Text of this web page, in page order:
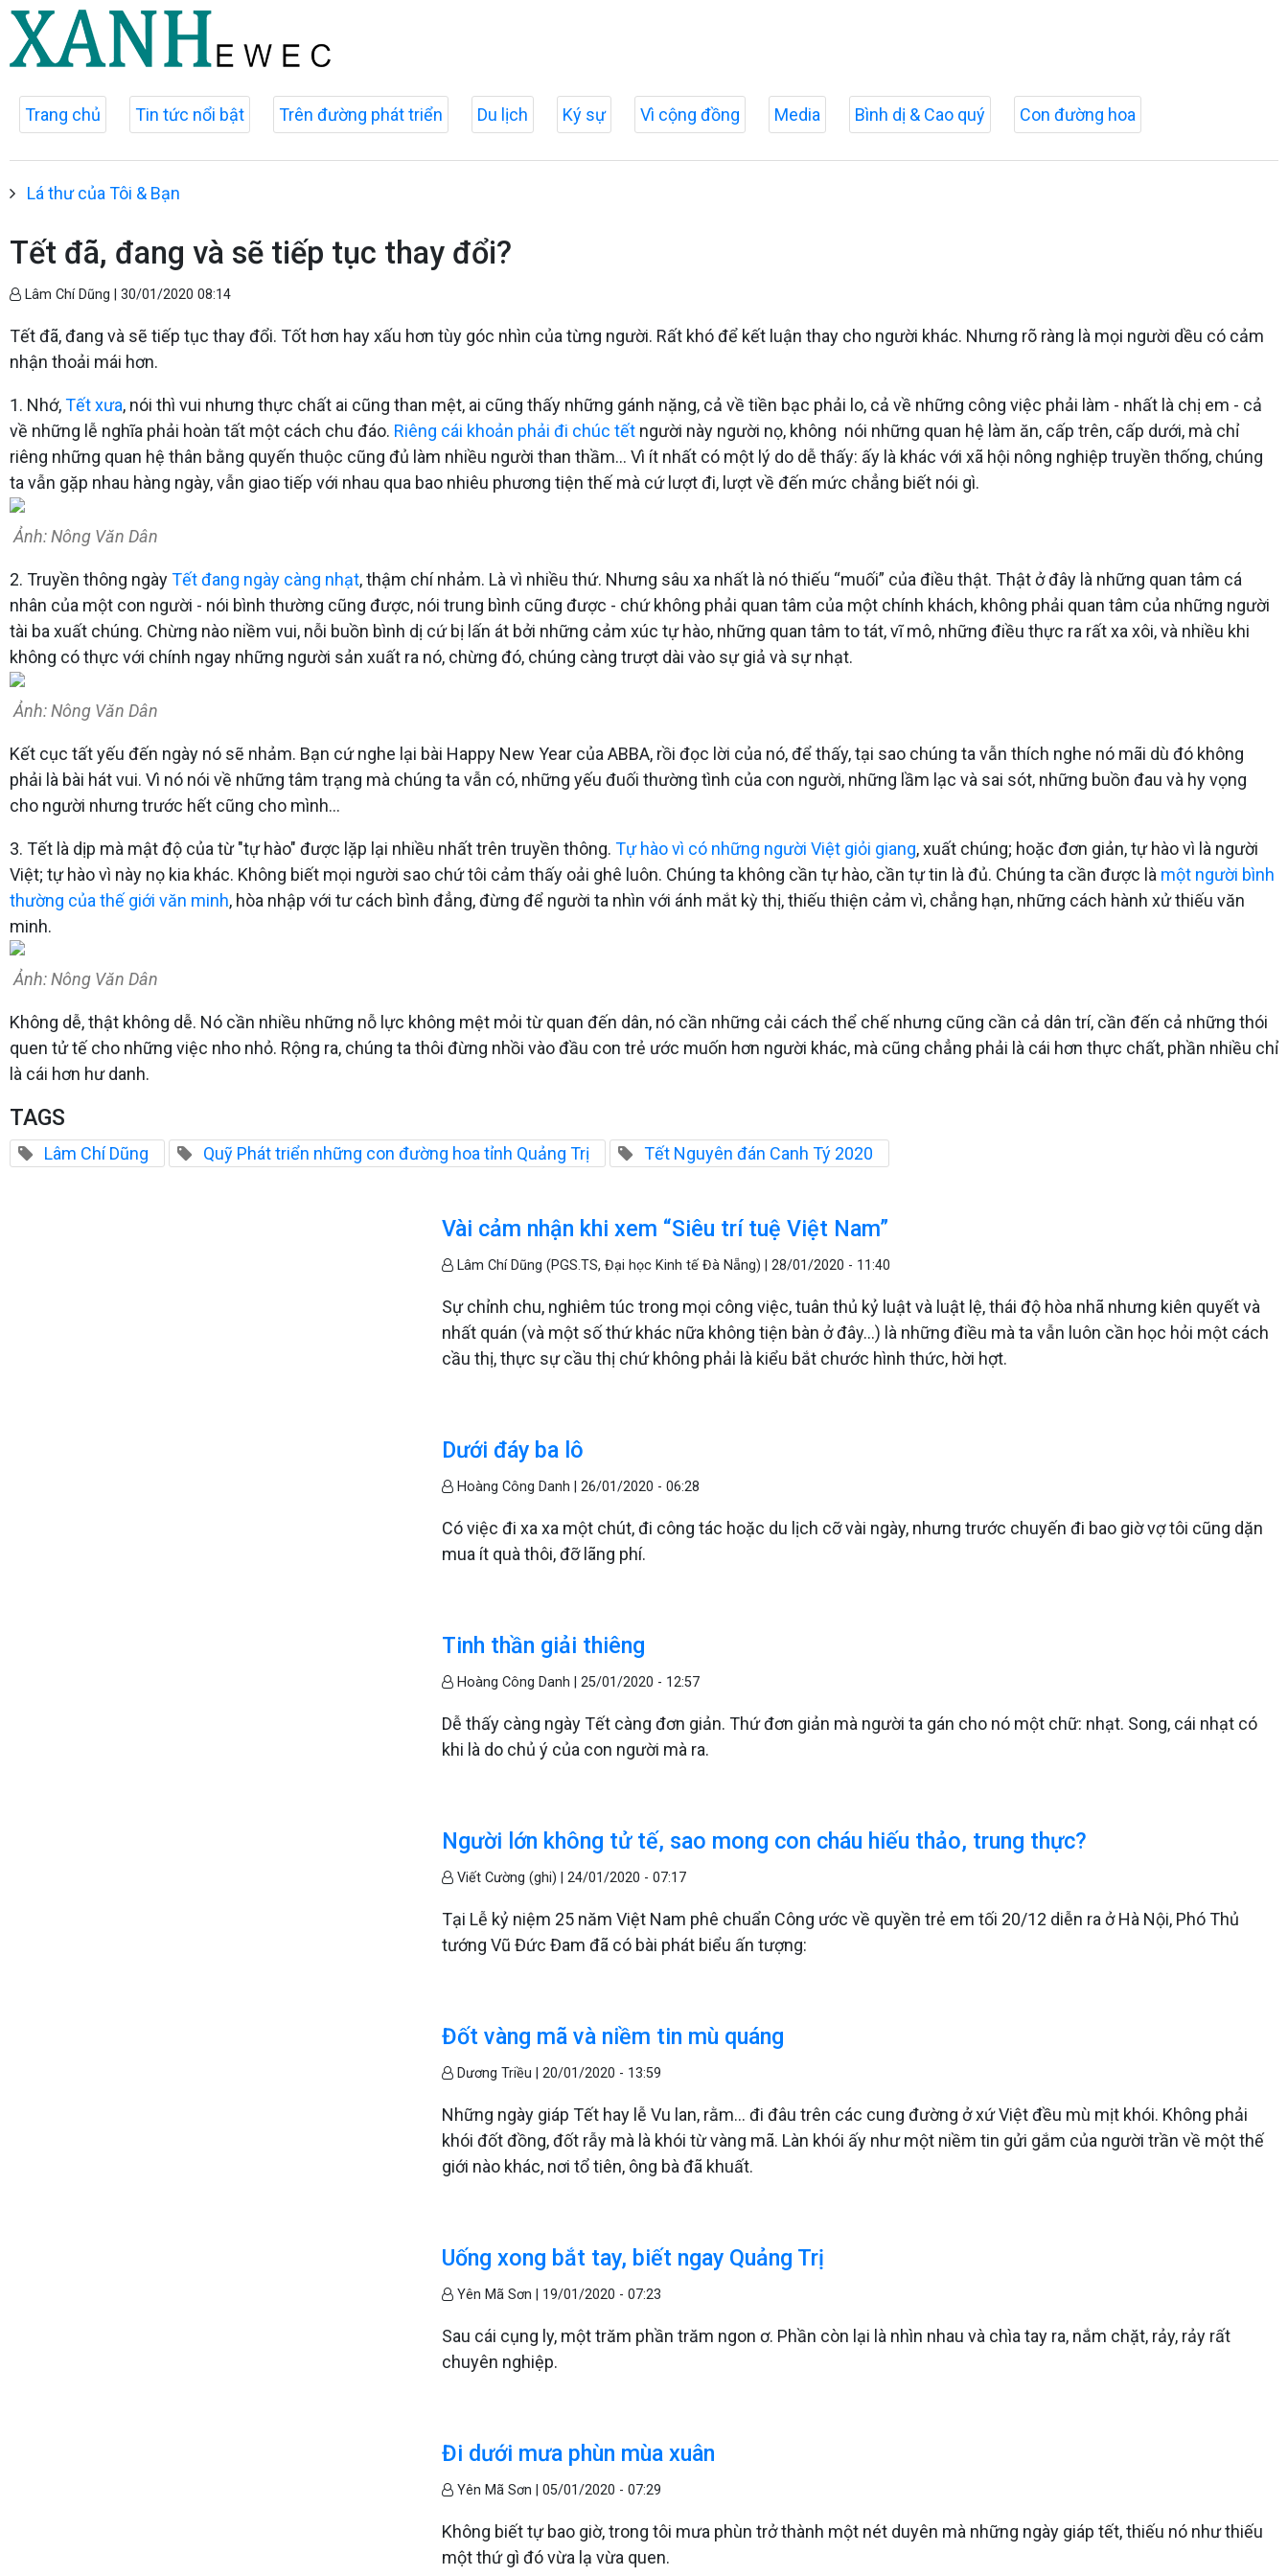
Trang chủ Tin tức nổi bật Trên đường phát triển Du lịch Ký sự Vì cộng đồng Media Bình dị & Cao quý Con đường hoa
Lá thư của Tôi & Bạn
Tết đã, đang và sẽ tiếp tục thay đổi?
Lâm Chí Dũng | 30/01/2020 08:14
Tết đã, đang và sẽ tiếp tục thay đổi. Tốt hơn hay xấu hơn tùy góc nhìn của từng người. Rất khó để kết luận thay cho người khác. Nhưng rõ ràng là mọi người dều có cảm
nhận thoải mái hơn.
1. Nhớ,Tết xưa, nói thì vui nhưng thực chất ai cũng than mệt, ai cũng thấy những gánh nặng, cả về tiền bạc phải lo, cả về những công việc phải làm - nhất là chị em - cả
về những lễ nghĩa phải hoàn tất một cách chu đáo. Riêng cái khoản phải đi chúc tết người này người nọ, không nói những quan hệ làm ăn, cấp trên, cấp dưới, mà chỉ
riêng những quan hệ thân bằng quyến thuộc cũng đủ làm nhiều người than thầm... Vì ít nhất có một lý do dễ thấy: ấy là khác với xã hội nông nghiệp truyền thống, chúng
ta vẫn gặp nhau hàng ngày, vẫn giao tiếp với nhau qua bao nhiêu phương tiện thế mà cứ lượt đi, lượt về đến mức chẳng biết nói gì.
Ảnh: Nông Văn Dân
2. Truyền thông ngàyTết đang ngày càng nhạt, thậm chí nhảm. Là vì nhiều thứ. Nhưng sâu xa nhất là nó thiếu “muối” của điều thật. Thật ở đây là những quan tâm cá
nhân của một con người - nói bình thường cũng được, nói trung bình cũng được - chứ không phải quan tâm của một chính khách, không phải quan tâm của những người
tài ba xuất chúng. Chừng nào niềm vui, nỗi buồn bình dị cứ bị lấn át bởi những cảm xúc tự hào, những quan tâm to tát, vĩ mô, những điều thực ra rất xa xôi, và nhiều khi
không có thực với chính ngay những người sản xuất ra nó, chừng đó, chúng càng trượt dài vào sự giả và sự nhạt.
Ảnh: Nông Văn Dân
Kết cục tất yếu đến ngày nó sẽ nhảm. Bạn cứ nghe lại bài Happy New Year của ABBA, rồi đọc lời của nó, để thấy, tại sao chúng ta vẫn thích nghe nó mãi dù đó không
phải là bài hát vui. Vì nó nói về những tâm trạng mà chúng ta vẫn có, những yếu đuối thường tình của con người, những lầm lạc và sai sót, những buồn đau và hy vọng
cho người nhưng trước hết cũng cho mình...
3. Tết là dịp mà mật độ của từ "tự hào" được lặp lại nhiều nhất trên truyền thông. Tự hào vì có những người Việt giỏi giang, xuất chúng; hoặc đơn giản, tự hào vì là người
Việt; tự hào vì này nọ kia khác. Không biết mọi người sao chứ tôi cảm thấy oải ghê luôn. Chúng ta không cần tự hào, cần tự tin là đủ. Chúng ta cần được là một người bình
thường của thế giới văn minh, hòa nhập với tư cách bình đẳng, đừng để người ta nhìn với ánh mắt kỳ thị, thiếu thiện cảm vì, chẳng hạn, những cách hành xử thiếu văn
minh.
Ảnh: Nông Văn Dân
Không dễ, thật không dễ. Nó cần nhiều những nỗ lực không mệt mỏi từ quan đến dân, nó cần những cải cách thể chế nhưng cũng cần cả dân trí, cần đến cả những thói
quen tử tế cho những việc nho nhỏ. Rộng ra, chúng ta thôi đừng nhồi vào đầu con trẻ ước muốn hơn người khác, mà cũng chẳng phải là cái hơn thực chất, phần nhiều chỉ
là cái hơn hư danh.
TAGS
Lâm Chí Dũng Quỹ Phát triển những con đường hoa tỉnh Quảng Trị Tết Nguyên đán Canh Tý 2020
Vài cảm nhận khi xem “Siêu trí tuệ Việt Nam”
Lâm Chí Dũng (PGS.TS, Đại học Kinh tế Đà Nẵng) |28/01/2020 - 11:40
Sự chỉnh chu, nghiêm túc trong mọi công việc, tuân thủ kỷ luật và luật lệ, thái độ hòa nhã nhưng kiên quyết và
nhất quán (và một số thứ khác nữa không tiện bàn ở đây...) là những điều mà ta vẫn luôn cần học hỏi một cách
cầu thị, thực sự cầu thị chứ không phải là kiểu bắt chước hình thức, hời hợt.
Dưới đáy ba lô
Hoàng Công Danh |26/01/2020 - 06:28
Có việc đi xa xa một chút, đi công tác hoặc du lịch cỡ vài ngày, nhưng trước chuyến đi bao giờ vợ tôi cũng dặn
mua ít quà thôi, đỡ lãng phí.
Tinh thần giải thiêng
Hoàng Công Danh |25/01/2020 - 12:57
Dễ thấy càng ngày Tết càng đơn giản. Thứ đơn giản mà người ta gán cho nó một chữ: nhạt. Song, cái nhạt có
khi là do chủ ý của con người mà ra.
Người lớn không tử tế, sao mong con cháu hiếu thảo, trung thực?
Viết Cường (ghi) |24/01/2020 - 07:17
Tại Lễ kỷ niệm 25 năm Việt Nam phê chuẩn Công ước về quyền trẻ em tối 20/12 diễn ra ở Hà Nội, Phó Thủ
tướng Vũ Đức Đam đã có bài phát biểu ấn tượng:
Đốt vàng mã và niềm tin mù quáng
Dương Triều |20/01/2020 - 13:59
Những ngày giáp Tết hay lễ Vu lan, rằm… đi đâu trên các cung đường ở xứ Việt đều mù mịt khói. Không phải
khói đốt đồng, đốt rẫy mà là khói từ vàng mã. Làn khói ấy như một niềm tin gửi gắm của người trần về một thế
giới nào khác, nơi tổ tiên, ông bà đã khuất.
Uống xong bắt tay, biết ngay Quảng Trị
Yên Mã Sơn | 19/01/2020 - 07:23
Sau cái cụng ly, một trăm phần trăm ngon ơ. Phần còn lại là nhìn nhau và chìa tay ra, nắm chặt, rảy, rảy rất
chuyên nghiệp.
Đi dưới mưa phùn mùa xuân
Yên Mã Sơn |05/01/2020 - 07:29
Không biết tự bao giờ, trong tôi mưa phùn trở thành một nét duyên mà những ngày giáp tết, thiếu nó như thiếu
một thứ gì đó vừa lạ vừa quen.